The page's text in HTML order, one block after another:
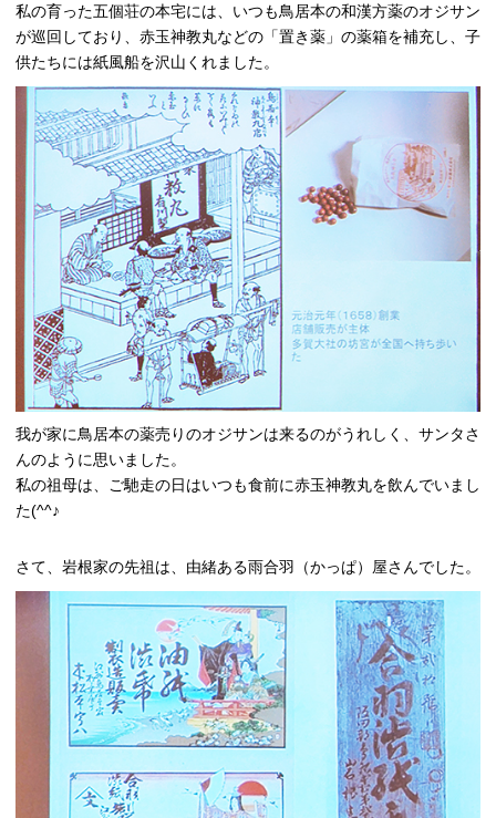
私の育った五個荘の本宅には、いつも鳥居本の和漢方薬のオジサン
が巡回しており、赤玉神教丸などの「置き薬」の薬箱を補充し、子
供たちには紙風船を沢山くれました。
我が家に鳥居本の薬売りのオジサンは来るのがうれしく、サンタさ
んのように思いました。
私の祖母は、ご馳走の日はいつも食前に赤玉神教丸を飲んでいまし
た(^^♪
さて、岩根家の先祖は、由緒ある雨合羽（かっぱ）屋さんでした。